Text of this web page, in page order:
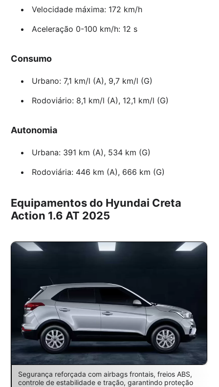
Velocidade máxima: 172 km/h
Aceleração 0-100 km/h: 12 s
Consumo
Urbano: 7,1 km/l (A), 9,7 km/l (G)
Rodoviário: 8,1 km/l (A), 12,1 km/l (G)
Autonomia
Urbana: 391 km (A), 534 km (G)
Rodoviária: 446 km (A), 666 km (G)
Equipamentos do Hyundai Creta
Action 1.6 AT 2025
Segurança reforçada com airbags frontais, freios ABS,
controle de estabilidade e tração, garantindo proteção